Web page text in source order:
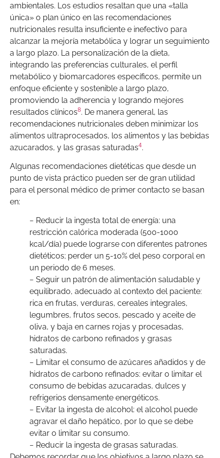
ambientales. Los estudios resaltan que una «talla
única» o plan único en las recomendaciones
nutricionales resulta insuficiente e inefectivo para
alcanzar la mejoría metabólica y lograr un seguimiento
a largo plazo. La personalización de la dieta,
integrando las preferencias culturales, el perfil
metabólico y biomarcadores específicos, permite un
enfoque eficiente y sostenible a largo plazo,
promoviendo la adherencia y logrando mejores
resultados clínicos8. De manera general, las
recomendaciones nutricionales deben minimizar los
alimentos ultraprocesados, los alimentos y las bebidas
azucarados, y las grasas saturadas4.
Algunas recomendaciones dietéticas que desde un
punto de vista práctico pueden ser de gran utilidad
para el personal médico de primer contacto se basan
en:
− Reducir la ingesta total de energía: una
restricción calórica moderada (500-1000
kcal/día) puede lograrse con diferentes patrones
dietéticos; perder un 5-10% del peso corporal en
un periodo de 6 meses.
− Seguir un patrón de alimentación saludable y
equilibrado, adecuado al contexto del paciente:
rica en frutas, verduras, cereales integrales,
legumbres, frutos secos, pescado y aceite de
oliva, y baja en carnes rojas y procesadas,
hidratos de carbono refinados y grasas
saturadas.
− Limitar el consumo de azúcares añadidos y de
hidratos de carbono refinados: evitar o limitar el
consumo de bebidas azucaradas, dulces y
refrigerios densamente energéticos.
− Evitar la ingesta de alcohol: el alcohol puede
agravar el daño hepático, por lo que se debe
evitar o limitar su consumo.
− Reducir la ingesta de grasas saturadas.